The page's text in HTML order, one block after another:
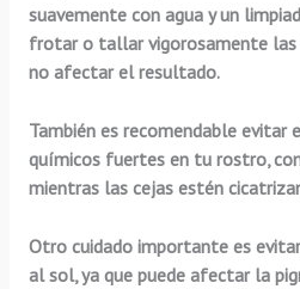
suavemente con agua y un
frotar o tallar vigorosamente las
no afectar el resultado.
También es recomendable evitar
químicos fuertes en tu rostro,
mientras las cejas estén
Otro cuidado importante es
al sol, ya que puede afectar la